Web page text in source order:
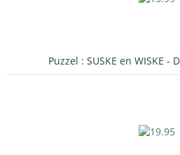
Puzzel : SUSKE en WISKE -